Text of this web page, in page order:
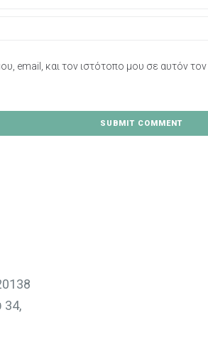
email, και τον ιστότοπο μου σε αυτόν
34,